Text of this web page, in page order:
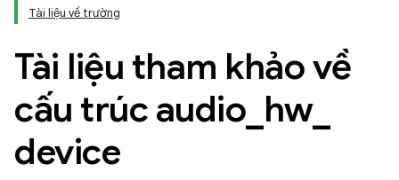
Tài liệu về trường
Tài liệu tham khảo về
cấu trúc audio hw_
device